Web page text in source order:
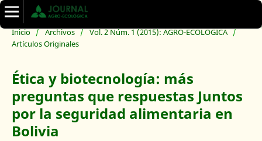
Inicio / Archivos / Vol. 2 Núm. 1 (2015): AGRO-ECOLÓGICA /
Artículos Originales
Ética y biotecnología: más
preguntas que respuestas Juntos
por la seguridad alimentaria en
Bolivia